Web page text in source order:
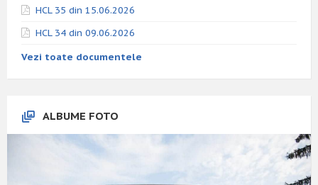
HCL 35 din 15.06.2026
HCL 34 din 09.06.2026
Vezi toate documentele
ALBUME FOTO